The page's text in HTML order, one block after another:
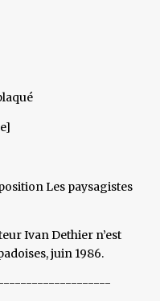
Les paysagistes
Ivan Dethier n’est
juin 1986.